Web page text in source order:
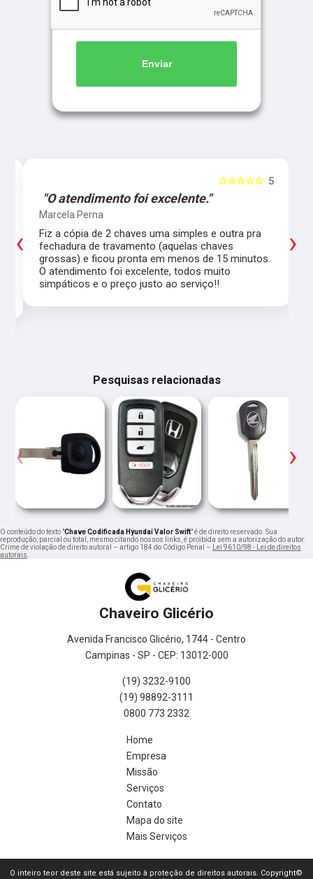
Enviar
5
☆☆☆☆☆
"O atendimento foi excelente."
Marcela Perna
Fiz a cópia de 2 chaves uma simples e outra pra
fechadura de travamento (aquelas chaves
grossas) e ficou pronta em menos de 15 minutos.
O atendimento foi excelente, todos muito
simpáticos e o preço justo ao serviço!!
‹ ›
Pesquisas relacionadas
‹ ›
O conteúdo do texto "Chave Codificada Hyundai Valor Swift" é de direito reservado. Sua
reprodução, parcial ou total, mesmo citando nossos links, é proibida sem a autorização do autor.
Crime de violação de direito autoral – artigo 184 do Código Penal –
Lei 9610/98 - Lei de direitos
autorais
Chaveiro Glicério
Avenida Francisco Glicério, 1744 - Centro
Campinas - SP - CEP: 13012-000
(19) 3232-9100
(19) 98892-3111
0800 773 2332
Home
Empresa
Missão
Serviços
Contato
Mapa do site
Mais Serviços
O inteiro teor deste site está sujeito à proteção de direitos autorais. Copyright©